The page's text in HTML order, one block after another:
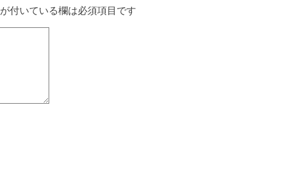
が付いている欄は必須項目です